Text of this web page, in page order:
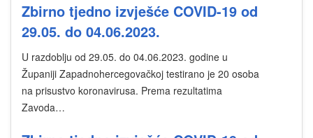
Zbirno tjedno izvješće COVID-19 od
29.05. do 04.06.2023.
U razdoblju od 29.05. do 04.06.2023. godine u
Županiji Zapadnohercegovačkoj testirano je 20 osoba
na prisustvo koronavirusa. Prema rezultatima
Zavoda…